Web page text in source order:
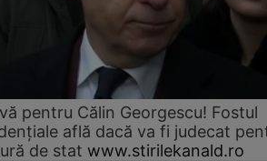
pentru Călin Georgescu! Fostul
află dacă va fi judecat
de stat www.stirilekanald.ro